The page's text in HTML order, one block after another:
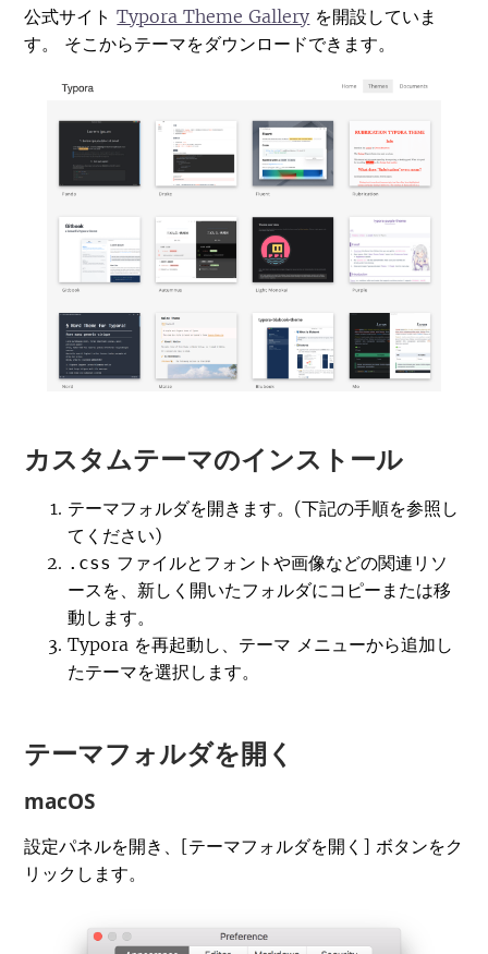
公式サイトTypora Theme Gallery を開設していま
す。 そこからテーマをダウンロードできます。
カスタムテーマのインストール
テーマフォルダを開きます。(下記の手順を参照し
てください)
.css ファイルとフォントや画像などの関連リソ
ースを、新しく開いたフォルダにコピーまたは移
動します。
Typora を再起動し、 テーマ メニューから追加し
たテーマを選択します。
テーマフォルダを開く
macOS
設定パネルを開き、[テーマフォルダを開く] ボタンをク
リックします。